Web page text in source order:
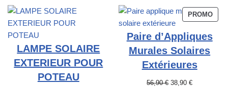
LAMPE SOLAIRE
EXTERIEUR POUR
POTEAU
PROMO
Paire d’Appliques
Murales Solaires
Extérieures
56,90€ 38,90€